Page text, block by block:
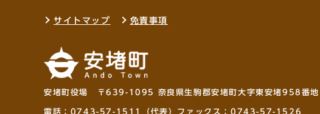
サイトマップ 免責事項
安堵町役場 〒639-1095 奈良県生駒郡安堵町大字東安堵958番地
電話： 0743-57-1511 （代表）ファックス：0743-57-1526